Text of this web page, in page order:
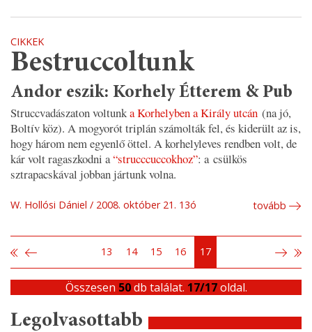
CIKKEK
Bestruccoltunk
Andor eszik: Korhely Étterem & Pub
Struccvadászaton voltunka Korhelyben a Király utcán (na jó,
Boltív köz). A mogyorót triplán számolták fel, és kiderült az is,
hogy három nem egyenlő öttel. A korhelyleves rendben volt, de
kár volt ragaszkodni a“strucccuccokhoz”: a csülkös
sztrapacskával jobban jártunk volna.
W. Hollósi Dániel 2008. október 21. 13ó tovább
13 14 15 16 17
Összesen 50db találat. 17/17oldal.
Legolvasottabb